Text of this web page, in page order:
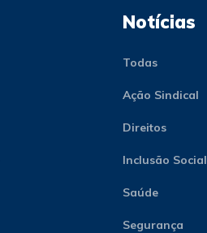
Notícias
Todas
Ação Sindical
Direitos
Inclusão Social
Saúde
Segurança